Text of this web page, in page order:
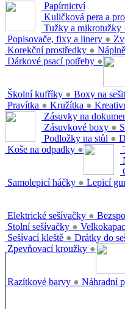
Papírnictví
Kuličková pera a
Tužky a mikrotužky
Popisovače, fixy a linery ●
Korekční prostředky ●
Dárkové psací potřeby ●
Školní kufříky ● Boxy na
Pravítka ● Kružítka ●
Zásuvky na
Zásuvkové boxy ●
Podložky na stůl ●
Koše na odpadky ●
Samolepicí háčky ● Lepicí
Elektrické sešívačky ●
Stolní sešívačky ●
Sešívací kleště ● Drátky do
Zpevňovací kroužky ●
Razítkové barvy ● Náhradní